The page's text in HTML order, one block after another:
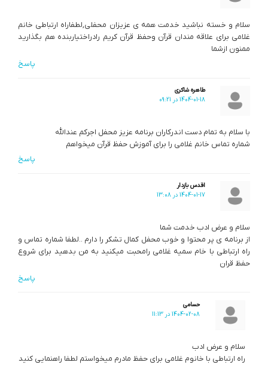
سلام و خسته نباشید خدمت همه ی عزیزان محفلی,لطفاراه ارتباطی خانم
غلامی برای علاقه مندان قرآن وحفظ قرآن کریم رادراختیاربنده هم بگذارید
ممنون ازشما
پاسخ
طاهره شاکری
1404-01-18 در 09:21
با سلام به تمام دست اندرکاران برنامه عزیز محفل اجرکم عندالله
شماره تماس خانم غلامی را برای آموزش حفظ قرآن میخواهم
پاسخ
اقدس بازدار
1404-01-17 در 13:08
سلام و عرض ادب خدمت شما
از برنامه ی پر محتوا و خوب محفل کمال تشکر را دارم ..لطفا شماره تماس و
راه ارتباطی با خام سمیه غلامی رامحبت میکنید به من بدهید برای شروع
حفظ قران
پاسخ
حسامی
1404-02-08 در 11:13
سلام و عرض ادب
راه ارتباطی با خانوم غلامی برای حفظ مادرم میخواستم لطفا راهنمایی کنید